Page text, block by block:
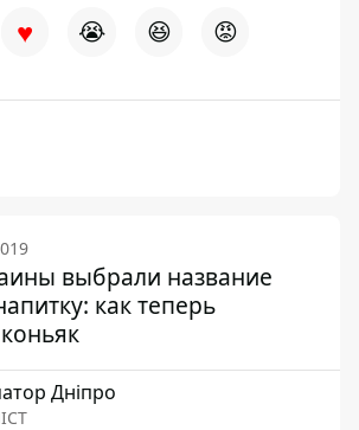
♥ 😭 😆 😡
выбрали название
как теперь
Дніпро